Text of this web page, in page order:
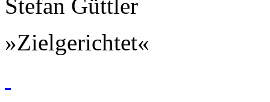
Stefan Güttler
»Zielgerichtet«